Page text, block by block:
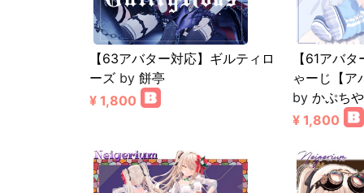
【63アバター対応】ギルティロ
ーズ by 餅亭
¥ 1,800
【61アバ
ゃーじ【ア
by かぷち
¥ 1,800